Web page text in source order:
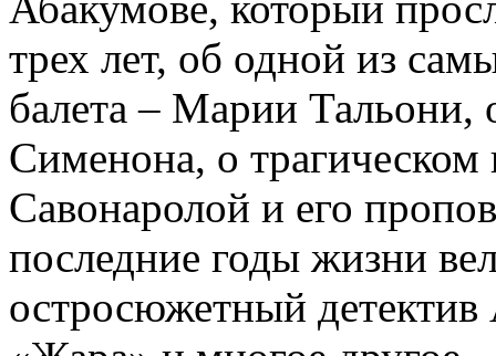
трех лет, об одной из
балета – Марии
Сименона, о трагическом
Савонаролой и его
последние годы жизни
остросюжетный детектив